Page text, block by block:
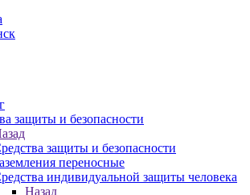
защиты и безопасности
защиты и безопасности
переносные
индивидуальной защиты человека
Назад